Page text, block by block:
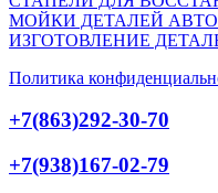
МОЙКИ ДЕТАЛЕЙ
ИЗГОТОВЛЕНИЕ
Политика
+7(863)292-30-70
+7(938)167-02-79